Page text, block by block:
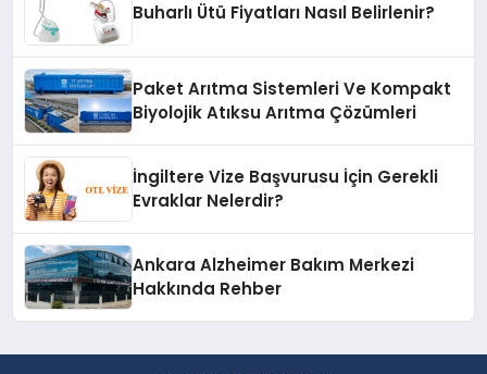
Buharlı Ütü Fiyatları Nasıl Belirlenir?
Paket Arıtma Sistemleri Ve Kompakt
Biyolojik Atıksu Arıtma Çözümleri
İngiltere Vize Başvurusu İçin Gerekli
Evraklar Nelerdir?
Ankara Alzheimer Bakım Merkezi
Hakkında Rehber